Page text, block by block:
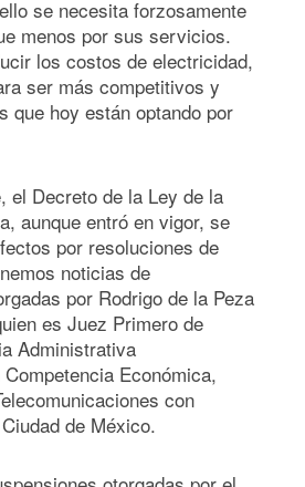
se necesita forzosamente
menos por sus servicios.
los costos de electricidad,
ser más competitivos y
que hoy están optando por
el Decreto de la Ley de la
aunque entró en vigor, se
por resoluciones de
noticias de
por Rodrigo de la Peza
es Juez Primero de
Administrativa
Económica,
con
de México.